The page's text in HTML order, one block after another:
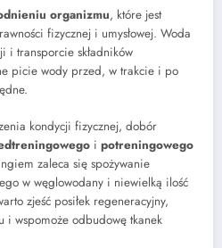
organizmu, które jest
fizycznej i umysłowej. Woda
i transporcie składników
picie wody przed, w trakcie i po
kondycji fizycznej, dobór
i potreningowego
zaleca się spożywanie
w węglowodany i niewielką ilość
zjeść posiłek regeneracyjny,
i wspomoże odbudowę tkanek